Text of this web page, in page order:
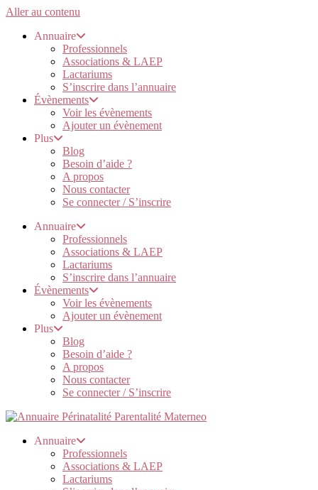
Aller au contenu
Annuaire
Professionnels
Associations & LAEP
Lactariums
S’inscrire dans l’annuaire
Évènements
Voir les évènements
Ajouter un évènement
Plus
Blog
Besoin d’aide ?
A propos
Nous contacter
Se connecter / S’inscrire
Annuaire
Professionnels
Associations & LAEP
Lactariums
S’inscrire dans l’annuaire
Évènements
Voir les évènements
Ajouter un évènement
Plus
Blog
Besoin d’aide ?
A propos
Nous contacter
Se connecter / S’inscrire
Annuaire
Professionnels
Associations & LAEP
Lactariums